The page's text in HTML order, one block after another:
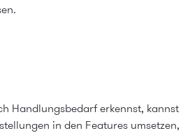
Handlungsbedarf erkennst, kannst
in den Features umsetzen,